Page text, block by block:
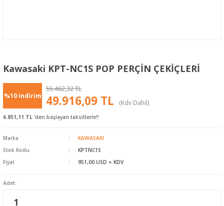
Kawasaki KPT-NC1S POP PERÇİN ÇEKİÇLERİ
%10 indirim
55.462,32 TL
49.916,09 TL (Kdv Dahil)
6.851,11 TL 'den başlayan taksitlerle!!
Marka
KAWASAKI
Stok Kodu
KPTNC1S
Fiyat
951,00 USD + KDV
Adet: